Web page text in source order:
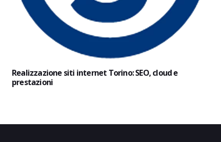
Realizzazione siti internet Torino: SEO, cloud e
prestazioni